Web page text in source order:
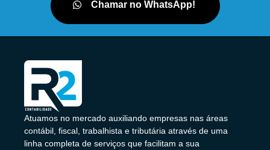
Chamar no WhatsApp!
Atuamos no mercado auxiliando empresas nas áreas
contábil, fiscal, trabalhista e tributária através de uma
linha completa de serviços que facilitam a sua